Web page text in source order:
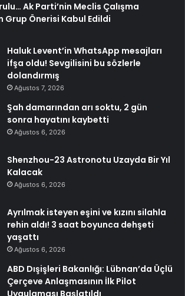
Ak Parti’nin Meclis Çalışma
Grup Önerisi Kabul Edildi
Haluk Levent’in WhatsApp mesajları
ifşa oldu! Sevgilisini bu sözlerle
dolandırmış
Ağustos 7, 2026
Şah damarından arı soktu, 2 gün
sonra hayatını kaybetti
Ağustos 6, 2026
Shenzhou-23 Astronotu Uzayda Bir Yıl
Kalacak
Ağustos 6, 2026
Ayrılmak isteyen eşini ve kızını silahla
rehin aldı! 3 saat boyunca dehşeti
yaşattı
Ağustos 6, 2026
ABD Dışişleri Bakanlığı: Lübnan’da Üçlü
Çerçeve Anlaşmasının İlk Pilot